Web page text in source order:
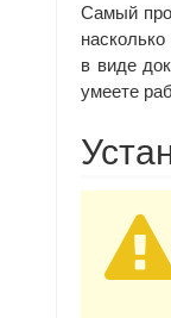
Самый
в виде
умеете